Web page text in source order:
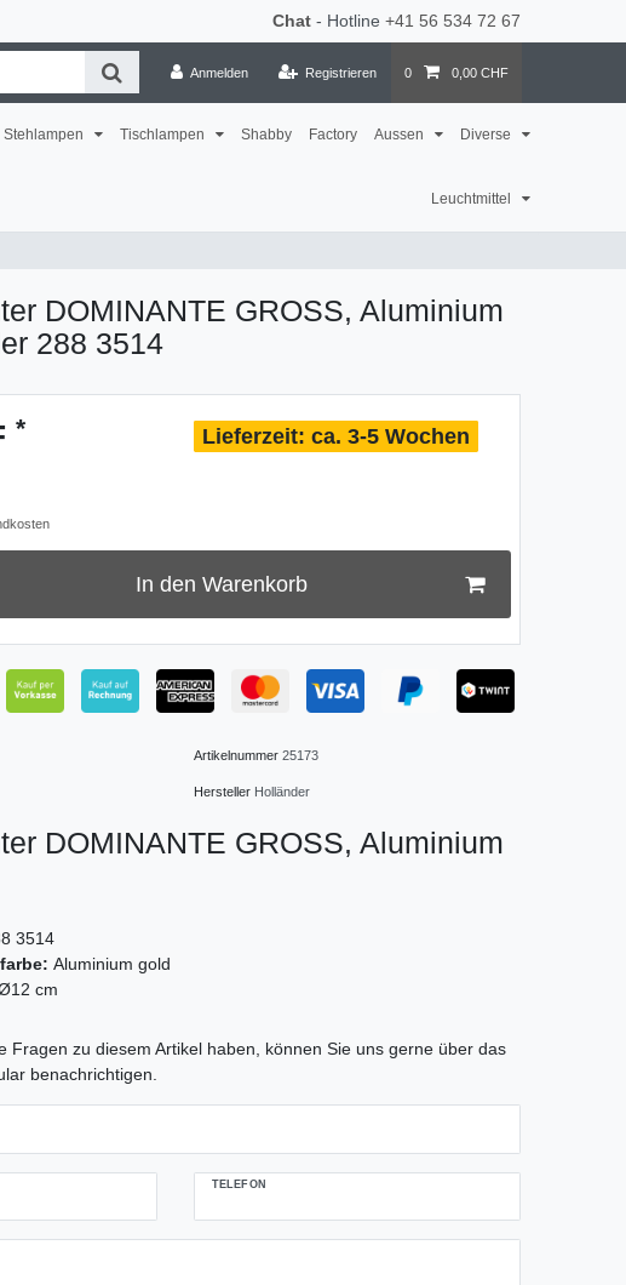
Chat - Hotline +41 56 534 72 67
Anmelden Registrieren 0 0,00 CHF
Stehlampen Tischlampen Shabby Factory Aussen Diverse
Leuchtmittel
DOMINANTE GROSS, Aluminium
288 3514
* ca. 3-5 Wochen
In den Warenkorb
Artikelnummer 25173
Hersteller Holländer
DOMINANTE GROSS, Aluminium
3514
Aluminium gold
cm
Fragen zu diesem Artikel haben, können Sie uns gerne über das
benachrichtigen.
TELEFON